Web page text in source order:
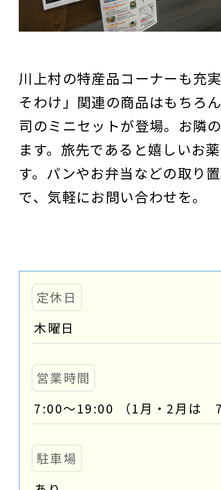
川上村の特産品コーナーも充
そわけ」関連の商品はもちろ
司のミニセットが登場。お隣
ます。旅先であると嬉しいお
す。パンやお弁当などの取り
で、気軽にお問い合わせを。
定休日
木曜日
営業時間
7:00～19:00 （1月・2月は
駐車場